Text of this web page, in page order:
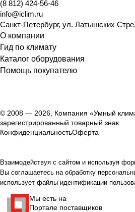
(8 812) 424-56-46
info@iclim.ru
Санкт-Петербург, ул. Латышских
О компании
Гид по климату
Каталог оборудования
Помощь покупателю
© 2008 — 2026, Компания «Умный
зарегистрированный товарный знак
КонфиденциальностьОферта
Взаимодействуя с сайтом и используя
Вы соглашаетесь на обработку
использует файлы идентификации
Мы есть на
Портале поставщиков